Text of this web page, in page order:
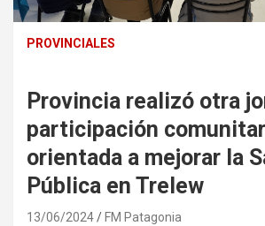
PROVINCIALES
Provincia realizó otra
participación
orientada a mejorar la
Pública en Trelew
13/06/2024 FM Patagonia